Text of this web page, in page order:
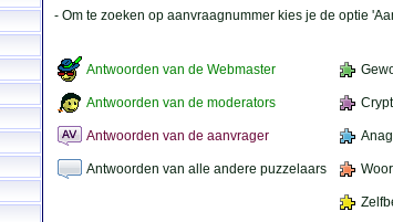
- Om te zoeken op aanvraagnummer kies je de optie
Antwoorden van de Webmaster
Antwoorden van de moderators
Antwoorden van de aanvrager
Antwoorden van alle andere puzzelaars